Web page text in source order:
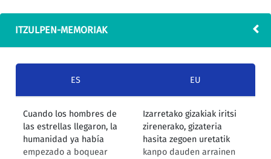
ITZULPEN-MEMORIAK
ES EU
Cuando los hombres de
las estrellas llegaron, la
humanidad ya había
empezado a boquear
Izarretako gizakiak iritsi
zirenerako, gizateria
hasita zegoen uretatik
kanpo dauden arrainen